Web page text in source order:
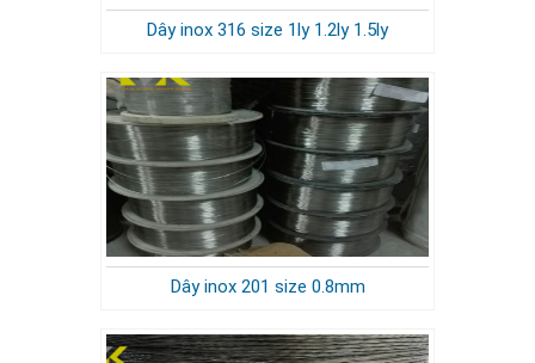
Dây inox 316 size 1ly 1.2ly 1.5ly
Dây inox 201 size 0.8mm